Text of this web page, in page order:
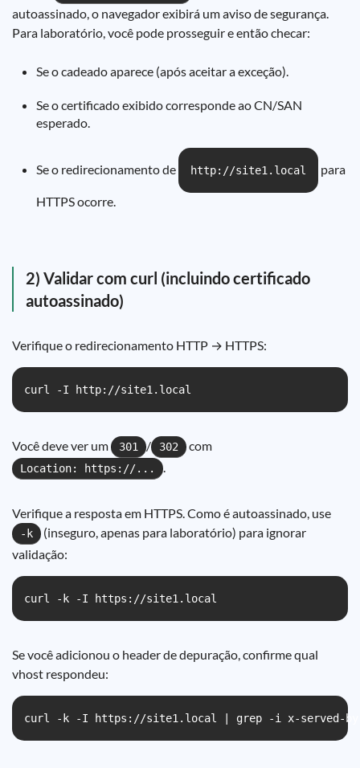
autoassinado, o navegador exibirá um aviso de segurança.
Para laboratório, você pode prosseguir e então checar:
Se o cadeado aparece (após aceitar a exceção).
Se o certificado exibido corresponde ao CN/SAN
esperado.
Se o redirecionamento de http://site1.local para
HTTPS ocorre.
2) Validar com curl (incluindo certificado
autoassinado)
Verifique o redirecionamento HTTP → HTTPS:
curl -I http://site1.local
Você deve ver um 301 / 302 com
Location: https://... .
Verifique a resposta em HTTPS. Como é autoassinado, use
-k
(inseguro, apenas para laboratório) para ignorar
validação:
curl -k -I https://site1.local
Se você adicionou o header de depuração, confirme qual
vhost respondeu:
curl -k -I https://site1.local | grep -i x-served-by